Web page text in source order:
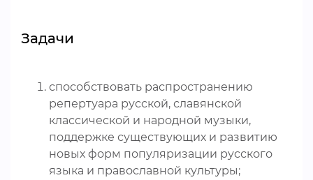
Задачи
способствовать распространению
репертуара русской, славянской
классической и народной музыки,
поддержке существующих и развитию
новых форм популяризации русского
языка и православной культуры;